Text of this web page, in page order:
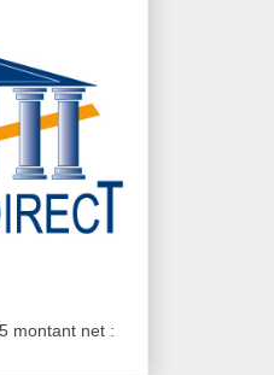
montant net :